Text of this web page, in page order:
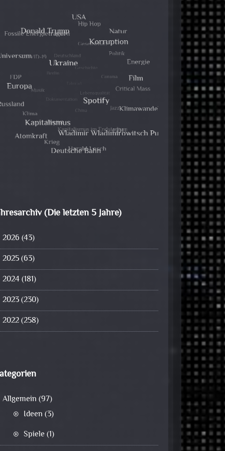
(Die letzten 5 Jahre)
2026 (43)
2025(63)
2024(181)
2023(230)
2022(258)
Allgemein (97)
Ideen (3)
Spiele (1)